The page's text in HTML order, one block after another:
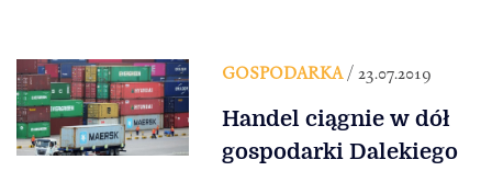
GOSPODARKA/ 23.07.2019
Handel ciągnie w dół
gospodarki Dalekiego